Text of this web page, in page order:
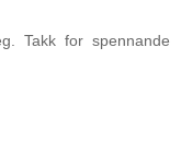
Takk for spennande